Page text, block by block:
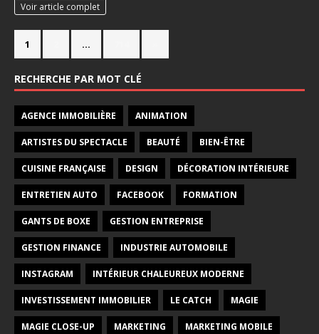
Voir article complet
1 …
RECHERCHE PAR MOT CLÉ
AGENCE IMMOBILIÈRE ANIMATION
ARTISTES DU SPECTACLE BEAUTÉ BIEN-ÊTRE
CUISINE FRANÇAISE DESIGN DÉCORATION INTÉRIEURE
ENTRETIEN AUTO FACEBOOK FORMATION
GANTS DE BOXE GESTION ENTREPRISE
GESTION FINANCE INDUSTRIE AUTOMOBILE
INSTAGRAM INTÉRIEUR CHALEUREUX MODERNE
INVESTISSEMENT IMMOBILIER LE CATCH MAGIE
MAGIE CLOSE-UP MARKETING MARKETING MOBILE